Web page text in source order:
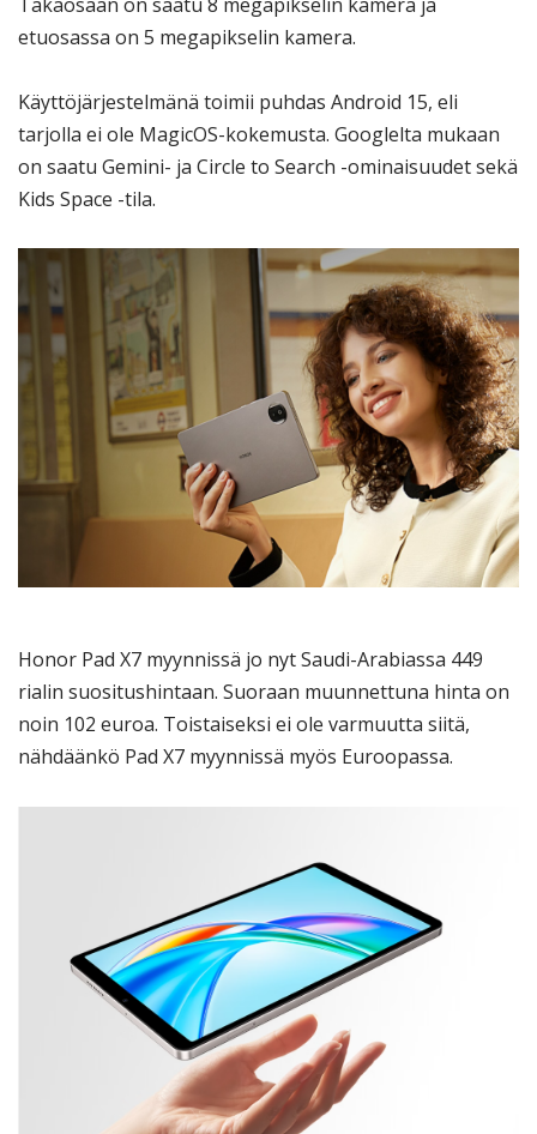
etuosassa on 5 megapikselin kamera.
Käyttöjärjestelmänä toimii puhdas Android 15, eli
tarjolla ei ole MagicOS-kokemusta. Googlelta mukaan
on saatu Gemini- ja Circle to Search -ominaisuudet sekä
Kids Space -tila.
Honor Pad X7 myynnissä jo nyt Saudi-Arabiassa 449
rialin suositushintaan. Suoraan muunnettuna hinta on
noin 102 euroa. Toistaiseksi ei ole varmuutta siitä,
nähdäänkö Pad X7 myynnissä myös Euroopassa.